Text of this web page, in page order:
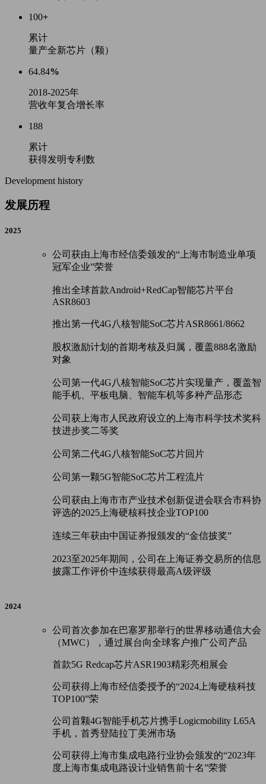
100+
累计
量产全新芯片（颗）
64.84%
2018-2025年
营收年复合增长率
188
累计
获得发明专利数
Development history
发展历程
2025
公司获由上海市经信委颁发的“上海市制造业单项
冠军企业”荣誉
推出全球首款Android+RedCap智能芯片平台
ASR8603
推出第一代4G八核智能SoC芯片ASR8661/8662
股权激励计划的首期考核及归属，覆盖888名激励
对象
公司第一代4G八核智能SoC芯片实现量产，覆盖智
能手机、平板电脑、智能车机等多种产品形态
公司获上海市人民政府设立的上海市科学技术奖科
技进步奖二等奖
公司第二代4G八核智能SoC芯片回片
公司第一颗5G智能SoC芯片工程流片
公司获由上海市市产业技术创新促进会联合市科协
评选的2025上海硬核科技企业TOP100
连续三年获由中国证券报颁发的“金信披奖”
2023至2025年期间，公司在上海证券交易所的信息
披露工作评价中连续获得最高A级评级
2024
公司首次参加在巴塞罗那举行的世界移动通信大会
（MWC），通过展台向全球客户推广公司产品
首款5G Redcap芯片ASR1903精彩亮相展会
公司获得上海市经信委授予的“2024上海硬核科技
TOP100”荣
公司首颗4G智能手机芯片携手Logicmobility L65A
手机，首秀登陆拉丁美洲市场
公司获得上海市集成电路行业协会颁发的“2023年
度上海市集成电路设计业销售前十名”荣誉